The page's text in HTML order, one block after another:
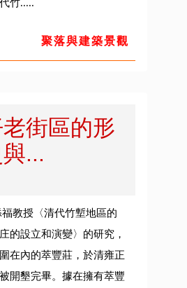
竹.....
聚落與建築景觀
街區的形
...
教授〈清代竹塹地區的
的設立和演變〉的研究，
在內的萃豐莊，於清雍正
開墾完畢。據在擁有萃豐